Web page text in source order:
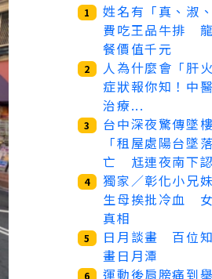
1
姓名有「真、淑
費吃王品牛排
餐價值千元
2
人為什麼會「肝
症狀報你知！中
治療...
3
台中深夜驚傳墜
「租屋處陽台墜
亡 尪連夜南下
4
獨家／彰化小兄
生母挨批冷血
真相
5
日月談畫 百位
畫日月潭
6
運動後肩膀痛到